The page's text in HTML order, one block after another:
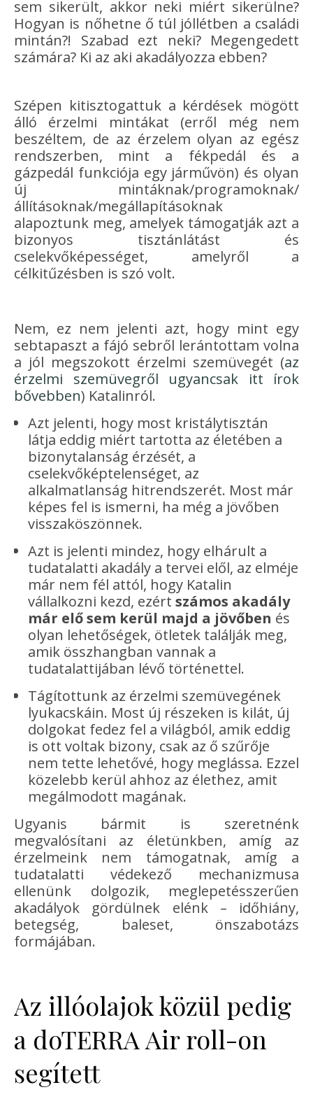
sem sikerült, akkor neki miért sikerülne?
Hogyan is nőhetne ő túl jóllétben a családi
mintán?! Szabad ezt neki? Megengedett
számára? Ki az aki akadályozza ebben?
Szépen kitisztogattuk a kérdések mögött
álló érzelmi mintákat (erről még nem
beszéltem, de az érzelem olyan az egész
rendszerben, mint a fékpedál és a
gázpedál funkciója egy járművön) és olyan
új mintáknak/programoknak/
állításoknak/megállapításoknak
alapoztunk meg, amelyek támogatják azt a
bizonyos tisztánlátást és
cselekvőképességet, amelyről a
célkitűzésben is szó volt.
Nem, ez nem jelenti azt, hogy mint egy
sebtapaszt a fájó sebről lerántottam volna
a jól megszokott érzelmi szemüvegét (az
érzelmi szemüvegről ugyancsak itt írok
bővebben) Katalinról.
Azt jelenti, hogy most kristálytisztán
látja eddig miért tartotta az életében a
bizonytalanság érzését, a
cselekvőképtelenséget, az
alkalmatlanság hitrendszerét. Most már
képes fel is ismerni, ha még a jövőben
visszaköszönnek.
Azt is jelenti mindez, hogy elhárult a
tudatalatti akadály a tervei elől, az elméje
már nem fél attól, hogy Katalin
vállalkozni kezd, ezért számos akadály
már elő sem kerül majd a jövőben és
olyan lehetőségek, ötletek találják meg,
amik összhangban vannak a
tudatalattijában lévő történettel.
Tágítottunk az érzelmi szemüvegének
lyukacskáin. Most új részeken is kilát, új
dolgokat fedez fel a világból, amik eddig
is ott voltak bizony, csak az ő szűrője
nem tette lehetővé, hogy meglássa. Ezzel
közelebb kerül ahhoz az élethez, amit
megálmodott magának.
Ugyanis bármit is szeretnénk
megvalósítani az életünkben, amíg az
érzelmeink nem támogatnak, amíg a
tudatalatti védekező mechanizmusa
ellenünk dolgozik, meglepetésszerűen
akadályok gördülnek elénk – időhiány,
betegség, baleset, önszabotázs
formájában.
Az illóolajok közül pedig
a doTERRA Air roll-on
segített